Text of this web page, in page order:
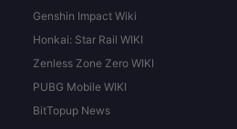
Genshin Impact Wiki
Honkai: Star Rail WIKI
Zenless Zone Zero WIKI
PUBG Mobile WIKI
BitTopup News